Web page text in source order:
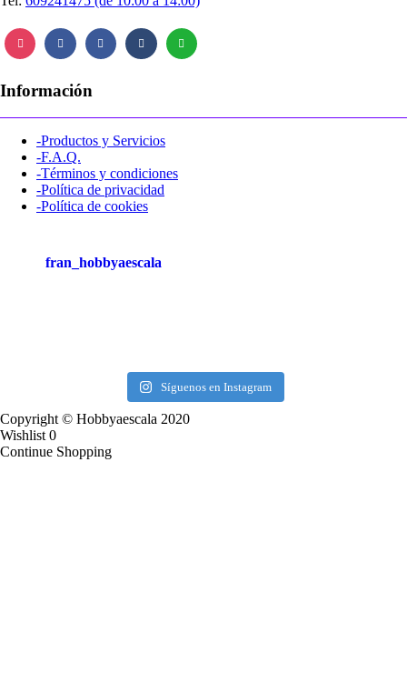
Información
-Productos y Servicios
-F.A.Q.
-Términos y condiciones
-Política de privacidad
-Política de cookies
fran_hobbyaescala
Síguenos en Instagram
Copyright © Hobbyaescala 2020
Wishlist 0
Continue Shopping